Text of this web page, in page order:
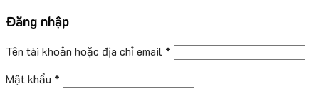
Đăng nhập
Tên tài khoản hoặc địa chỉ email *
Mật khẩu *